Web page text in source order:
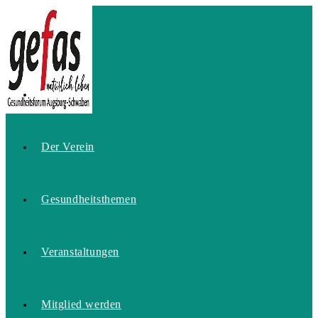
Inhalt
springen
Home
Der Verein
Gesundheitsthemen
Veranstaltungen
Mitglied werden